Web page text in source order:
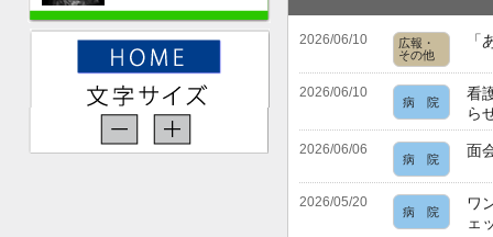
2026/06/10
広報・
その他
2026/06/10
病 院
看
ら
2026/06/06
病 院 面
2026/05/20
病 院
ワ
ェ